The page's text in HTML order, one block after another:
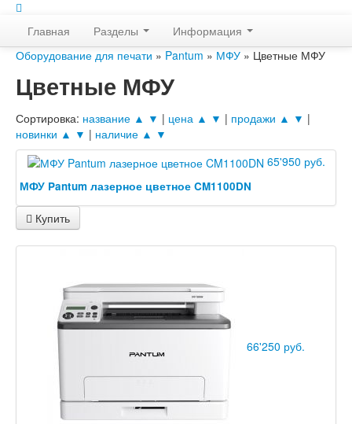
Главная Разделы
Информация
Оборудование для печати » Pantum » МФУ » Цветные МФУ
Цветные МФУ
Сортировка: название ▲ ▼ | цена ▲ ▼ | продажи ▲ ▼ |
новинки ▲ ▼ | наличие ▲ ▼
65'950 руб.
МФУ Pantum лазерное цветное CM1100DN
Купить
66'250 руб.